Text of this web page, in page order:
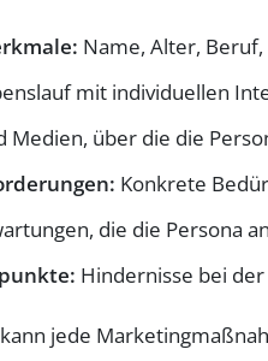
Name, Alter,
mit individuellen
Medien, über die die
Konkrete
die die Persona
Hindernisse bei
jede